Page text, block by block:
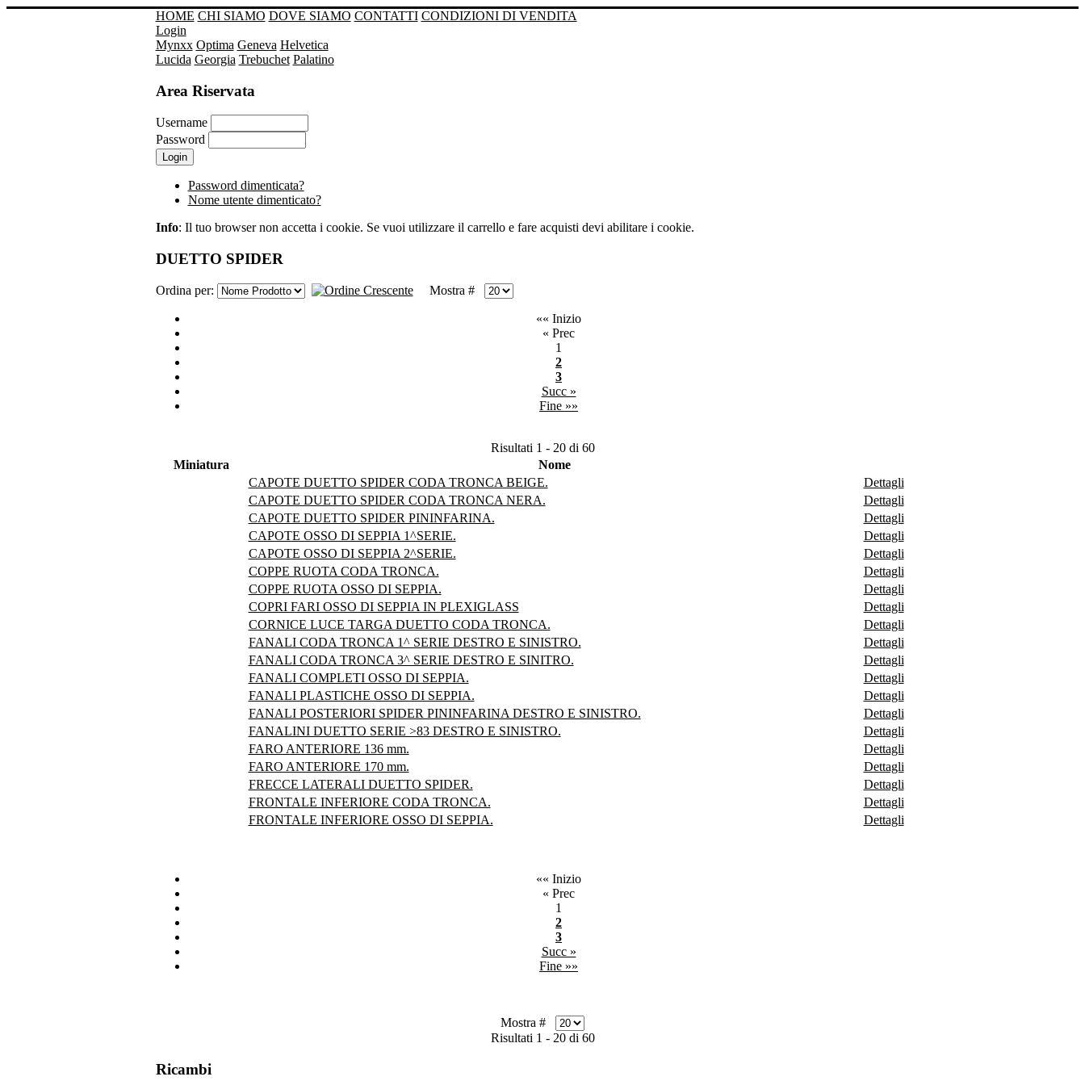
HOME CHI SIAMO DOVE SIAMO CONTATTI CONDIZIONI DI VENDITA
Login
Mynxx Optima Geneva Helvetica
Lucida Georgia Trebuchet Palatino
Area Riservata
Username
Password
Password dimenticata?
Nome utente dimenticato?
Info: Il tuo browser non accetta i cookie. Se vuoi utilizzare il carrello e fare acquisti devi abilitare i cookie.
DUETTO SPIDER
Ordina per: Mostra #
«« Inizio
« Prec
1
2
3
Succ »
Fine »»
Risultati 1 - 20 di 60
Miniatura
Nome
CAPOTE DUETTO SPIDER CODA TRONCA BEIGE.
Dettagli
CAPOTE DUETTO SPIDER CODA TRONCA NERA.
Dettagli
CAPOTE DUETTO SPIDER PININFARINA.
Dettagli
CAPOTE OSSO DI SEPPIA 1^SERIE.
Dettagli
CAPOTE OSSO DI SEPPIA 2^SERIE.
Dettagli
COPPE RUOTA CODA TRONCA.
Dettagli
COPPE RUOTA OSSO DI SEPPIA.
Dettagli
COPRI FARI OSSO DI SEPPIA IN PLEXIGLASS
Dettagli
CORNICE LUCE TARGA DUETTO CODA TRONCA.
Dettagli
FANALI CODA TRONCA 1^ SERIE DESTRO E SINISTRO.
Dettagli
FANALI CODA TRONCA 3^ SERIE DESTRO E SINITRO.
Dettagli
FANALI COMPLETI OSSO DI SEPPIA.
Dettagli
FANALI PLASTICHE OSSO DI SEPPIA.
Dettagli
FANALI POSTERIORI SPIDER PININFARINA DESTRO E SINISTRO.
Dettagli
FANALINI DUETTO SERIE >83 DESTRO E SINISTRO.
Dettagli
FARO ANTERIORE 136 mm.
Dettagli
FARO ANTERIORE 170 mm.
Dettagli
FRECCE LATERALI DUETTO SPIDER.
Dettagli
FRONTALE INFERIORE CODA TRONCA.
Dettagli
FRONTALE INFERIORE OSSO DI SEPPIA.
Dettagli
«« Inizio
« Prec
1
2
3
Succ »
Fine »»
Mostra #
Risultati 1 - 20 di 60
Ricambi